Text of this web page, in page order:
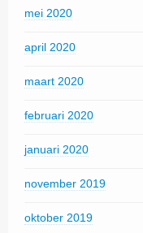
mei 2020
april 2020
maart 2020
februari 2020
januari 2020
november 2019
oktober 2019